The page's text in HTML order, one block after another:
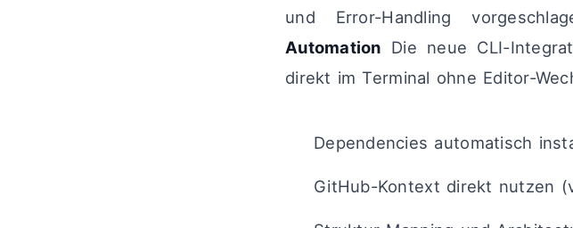
und Error-Handling
Automation Die neue CLI-
direkt im Terminal ohne Editor-
Dependencies automatisch
GitHub-Kontext direkt nutzen